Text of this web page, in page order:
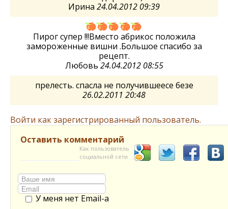
Ирина 24.04.2012 09:39
Пирог супер !!!Вместо абрикос положила
замороженные вишни .Большое спасибо за
рецепт.
Любовь 24.04.2012 08:55
прелесть. спасла не получившеесе безе
26.02.2011 20:48
Войти как зарегистрированный пользователь.
Оставить комментарий
Как пользователь
социальной сети
У меня нет Email-а